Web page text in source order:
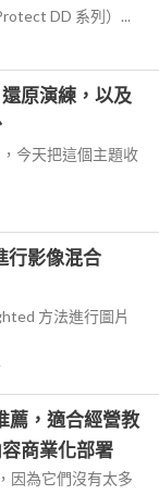
DD 系列）...
原演練，以及
今天把這個主題收
行影像混合
方法進行圖片
薦，適合經營教
商業化部署
因為它們沒有太多